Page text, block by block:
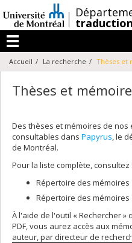
au
contenu
/
traduction
Menu
Accueil La recherche Thèses et
Thèses et
Des thèses et mémoires de
consultables dans Papyrus, le
de Montréal.
Pour la liste complète,
Répertoire des mémoires
Répertoire des mémoires
À l'aide de l'outil « Rechercher
PDF, vous aurez accès aux
auteur, par directeur de